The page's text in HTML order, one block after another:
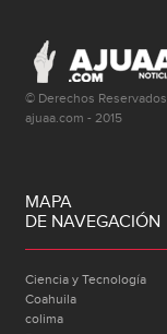
© Derechos Reservados
ajuaa.com - 2015
MAPA
DE NAVEGACIÓN
Ciencia y Tecnología
Coahuila
colima